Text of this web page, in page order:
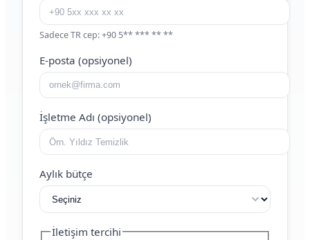
Sadece TR cep: +90 5** *** ** **
E-posta (opsiyonel)
İşletme Adı (opsiyonel)
Aylık bütçe
İletişim tercihi